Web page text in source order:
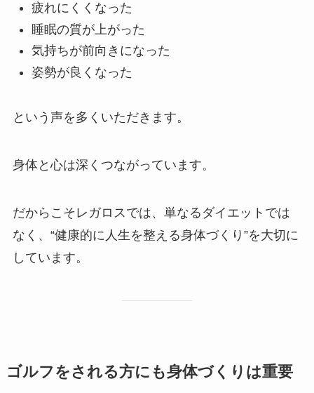
疲れにくくなった
睡眠の質が上がった
気持ちが前向きになった
姿勢が良くなった
という声を多くいただきます。
身体と心は深くつながっています。
だからこそレガロスでは、単なるダイエットでは
なく、“健康的に人生を整える身体づくり”を大切に
しています。
ゴルフをされる方にも身体づくりは重要